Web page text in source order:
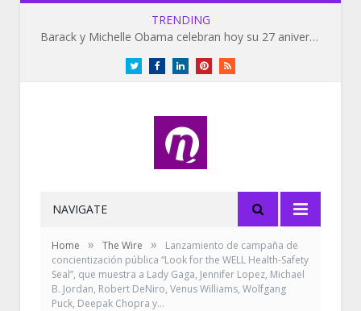
TRENDING
Barack y Michelle Obama celebran hoy su 27 aniversario de bodas
TwitterFacebookLinkedInPinterestRSS
NAVIGATE
Home » The Wire »
Lanzamiento de campaña de
concientización pública “Look for the WELL Health-Safety
Seal”, que muestra a Lady Gaga, Jennifer Lopez, Michael
B. Jordan, Robert DeNiro, Venus Williams, Wolfgang
Puck, Deepak Chopra y…